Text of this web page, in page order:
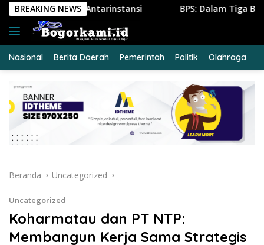
Langsung
konten
BREAKING NEWSBPS: Dalam Tiga Bulan, Lebih dari Setengah
Nasional Berita Daerah Pemerintah Politik Olahraga
Beranda Uncategorized
Uncategorized
Koharmatau dan PT NTP:
Membangun Kerja Sama Strategis